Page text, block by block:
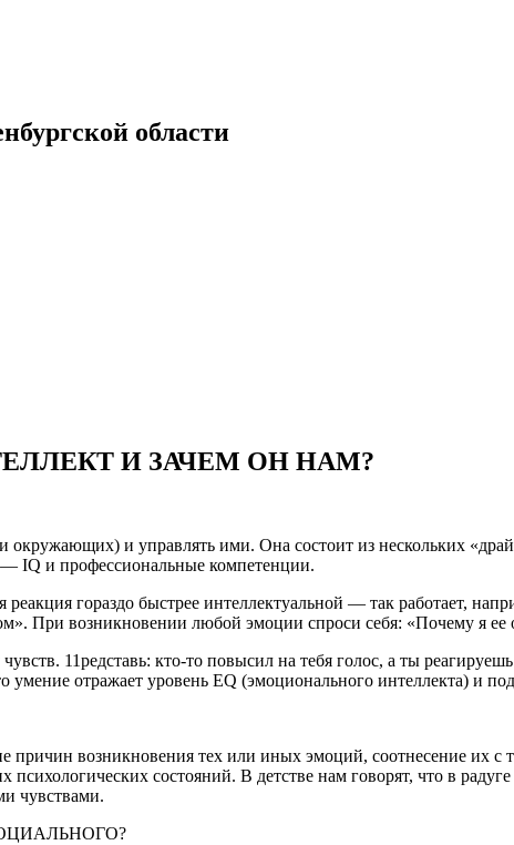
области
И ЗАЧЕМ ОН НАМ?
окружающих) и управлять ими. Она состоит из несколь­ких
IQ и профессиональные компетенции.
реакция гораздо быстрее интеллектуальной — так работает,
При возникновении любой эмоции спроси себя: «Почему я
11редставь: кто-то повысил на тебя голос, а ты
отражает уровень EQ (эмоциональ­ного интеллекта) и
причин возникновения тех или иных эмоций, соотнесение их
пси­хологических состояний. В детстве нам говорят, что в
чувствами.